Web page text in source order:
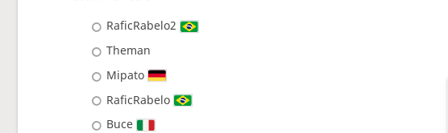
RaficRabelo2
Theman
Mipato
RaficRabelo
Buce